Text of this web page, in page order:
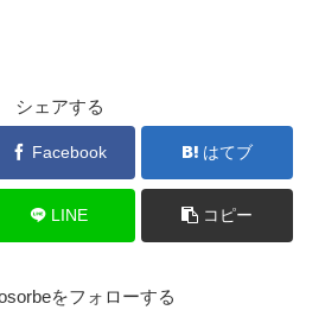
シェアする
Facebook はてブ
LINE コピー
をフォローする